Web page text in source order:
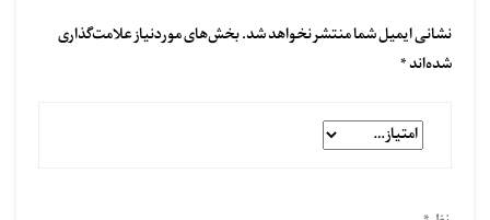
نشانی ایمیل شما منتشر نخواهد شد.بخش‌های موردنیاز علامت‌گذاری
شده‌اند*